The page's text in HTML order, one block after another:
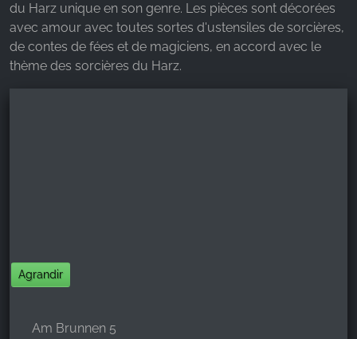
du Harz unique en son genre. Les pièces sont décorées
avec amour avec toutes sortes d'ustensiles de sorcières,
de contes de fées et de magiciens, en accord avec le
thème des sorcières du Harz.
Agrandir
Am Brunnen 5
Collecte de statistiques sur l'utilisation du site web
Cookie duration:
24 heures - 2 ans